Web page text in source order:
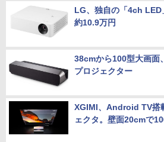
LG、独自の「4ch LED
約10.9万円
38cmから100型大画面
プロジェクター
XGIMI、Android TV搭
ェクタ。壁面20cmで